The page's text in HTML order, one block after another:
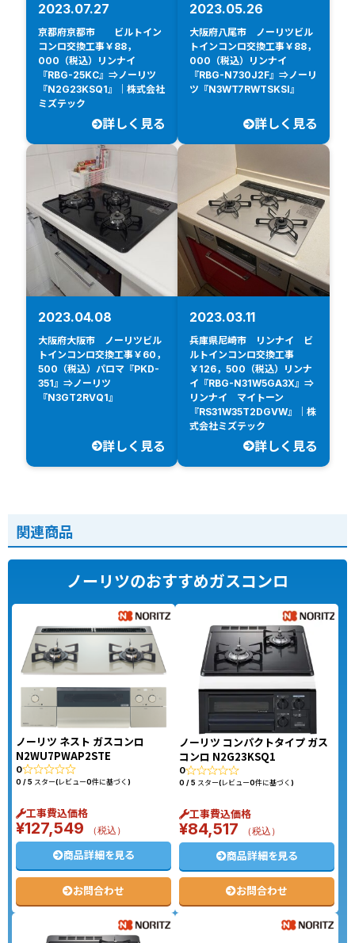
2023.07.27
京都府京都市 ビルトイン
コンロ交換工事￥88，
000（税込）リンナイ
『RBG-25KC』⇒ノーリツ
『N2G23KSQ1』｜株式会社
ミズテック
詳しく見る
2023.05.26
大阪府八尾市 ノーリツビル
トインコンロ交換工事￥88，
000（税込）リンナイ
『RBG-N730J2F』⇒ノーリ
ツ『N3WT7RWTSKSI』
詳しく見る
2023.04.08
大阪府大阪市 ノーリツビル
トインコンロ交換工事￥60，
500（税込）パロマ『PKD-
351』⇒ノーリツ
『N3GT2RVQ1』
詳しく見る
2023.03.11
兵庫県尼崎市 リンナイ ビ
ルトインコンロ交換工事
￥126，500（税込）リンナ
イ『RBG-N31W5GA3X』⇒
リンナイ マイトーン
『RS31W35T2DGVW』｜株
式会社ミズテック
詳しく見る
関連商品
ノーリツのおすすめガスコンロ
ノーリツ ネスト ガスコンロ
N2WU7PWAP2STE
0
0 / 5 スター(レビュー0件に基づく)
工事費込価格
¥127,549 （税込）
商品詳細を見る
お問合わせ
ノーリツ コンパクトタイプ ガス
コンロ N2G23KSQ1
0
0 / 5 スター(レビュー0件に基づく)
工事費込価格
¥84,517 （税込）
商品詳細を見る
お問合わせ